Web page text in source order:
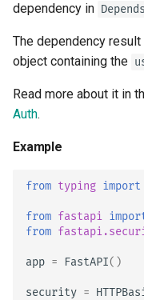
dependency in
The dependency
object containing the
Read more about it in
Auth.
Example
from typing import
from fastapi
from
app = FastAPI()
security =